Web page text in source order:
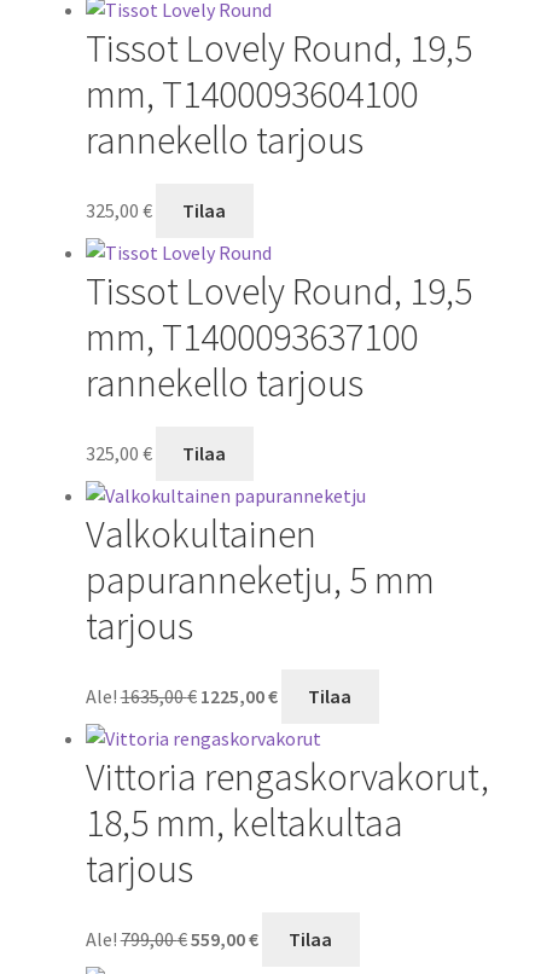
oli:
95,00 €.
on:
66,00 €.
Tissot Lovely Round, 19,5
mm, T1400093604100
rannekello tarjous
325,00 € Tilaa
Tissot Lovely Round, 19,5
mm, T1400093637100
rannekello tarjous
325,00 € Tilaa
Valkokultainen
papuranneketju, 5 mm
tarjous
Ale!1635,00€
hinta
oli:
1635,00 €.
1225,00€
on:
1225,00 €.
Tilaa
Vittoria rengaskorvakorut,
18,5 mm, keltakultaa
tarjous
Ale!799,00€
hinta
559,00€ Tilaa